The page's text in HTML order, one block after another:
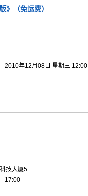
》（免运费）
2010年12月08日 星期三 12:00
技大厦5
17:00